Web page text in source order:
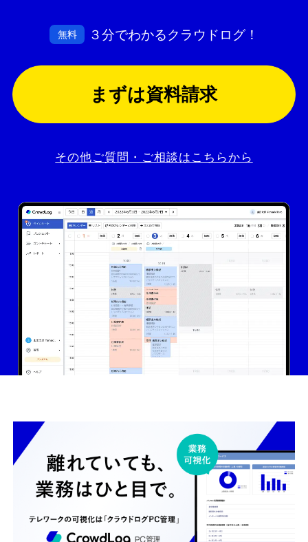
無料 ３分でわかるクラウドログ！
まずは資料請求
その他ご質問・ご相談はこちらから